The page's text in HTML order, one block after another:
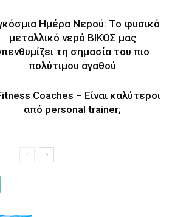
Ημέρα Νερού: Το φυσικό
μεταλλικό νερό ΒΙΚΟΣ μας
τη σημασία του πιο
πολύτιμου αγαθού
Coaches – Είναι καλύτεροι
από personal trainer;